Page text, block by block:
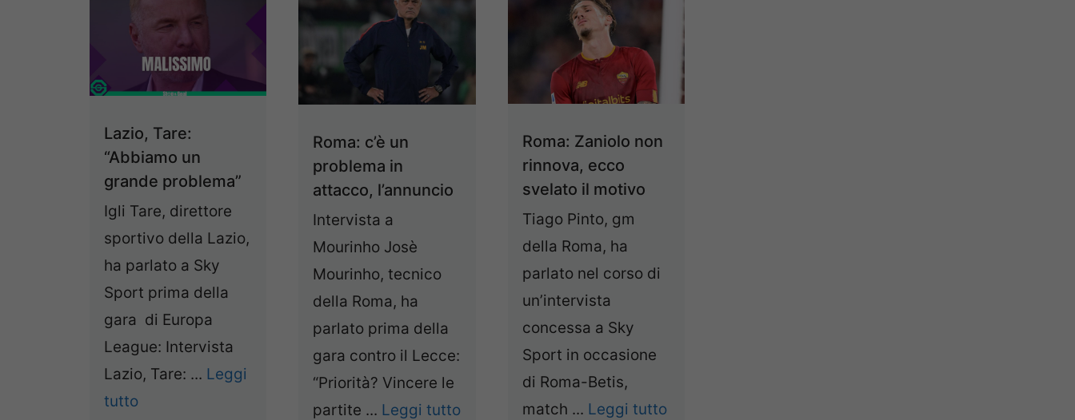
Lazio, Tare:
“Abbiamo un
grande problema”
Igli Tare, direttore
sportivo della Lazio,
ha parlato a Sky
Sport prima della
gara di Europa
League: Intervista
Lazio, Tare: ... Leggi
tutto
Roma: c’è un
problema in
attacco, l’annuncio
Intervista a
Mourinho Josè
Mourinho, tecnico
della Roma, ha
parlato prima della
gara contro il Lecce:
“Priorità? Vincere le
partite ... Leggi tutto
Roma: Zaniolo non
rinnova, ecco
svelato il motivo
Tiago Pinto, gm
della Roma, ha
parlato nel corso di
un’intervista
concessa a Sky
Sport in occasione
di Roma-Betis,
match ... Leggi tutto